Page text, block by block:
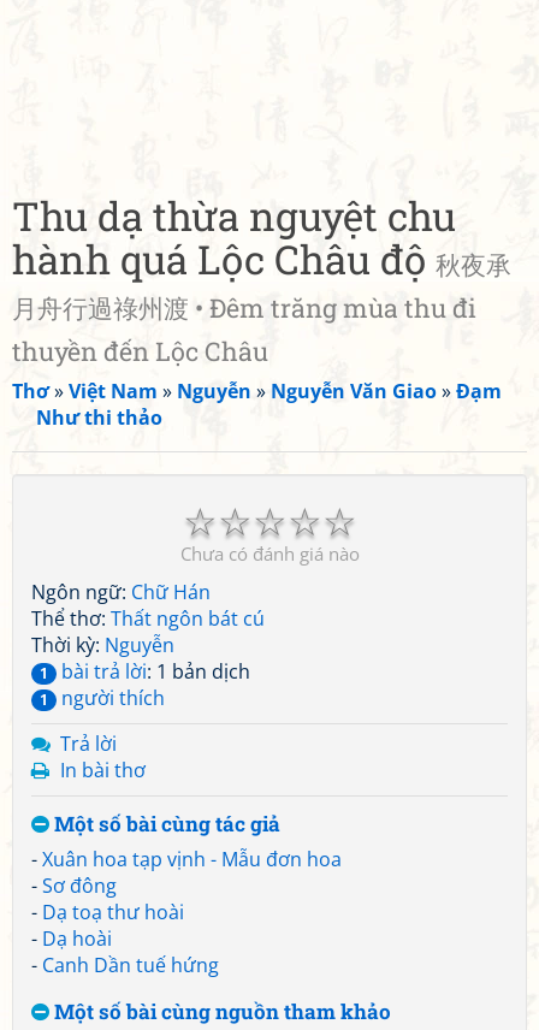
Thu dạ thừa nguyệt chu
hành quá Lộc Châu độ 秋夜承
月舟行過祿州渡 • Đêm trăng mùa thu đi
thuyền đến Lộc Châu
Thơ»Việt Nam » Nguyễn » Nguyễn Văn Giao»Đạm
Như thi thảo
☆
☆
☆
☆
☆
Chưa có đánh giá nào
Ngôn ngữ: Chữ Hán
Thể thơ: Thất ngôn bát cú
Thời kỳ: Nguyễn
1 bài trả lời: 1 bản dịch
1
người thích
Trả lời
In bài thơ
Một số bài cùng tác giả
-Xuân hoa tạp vịnh - Mẫu đơn hoa
-Sơ đông
- Dạ toạ thư hoài
- Dạ hoài
- Canh Dần tuế hứng
Một số bài cùng nguồn tham khảo